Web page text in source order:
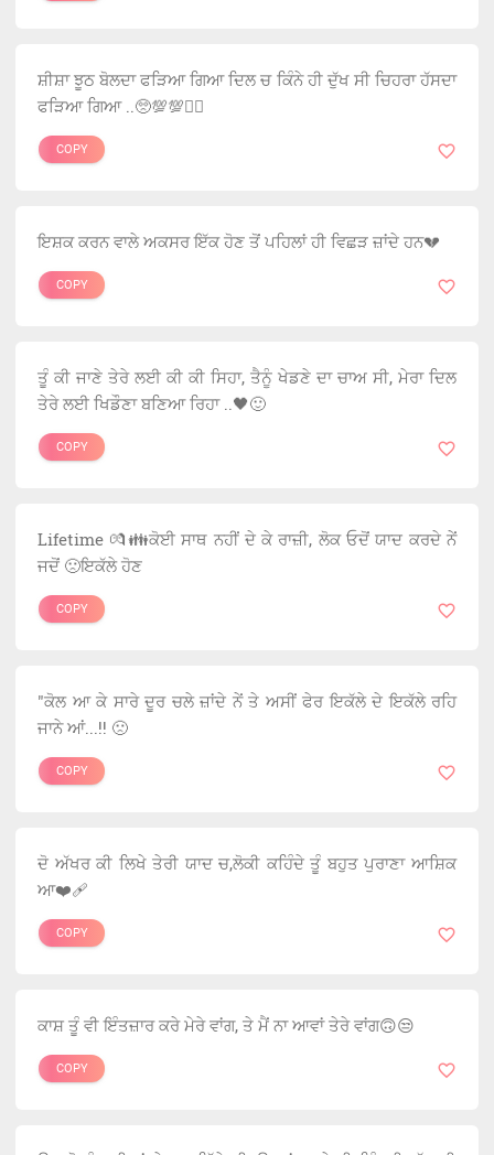
ਸ਼ੀਸ਼ਾ ਝੂਠ ਬੋਲਦਾ ਫੜਿਆ ਗਿਆ ਦਿਲ ਚ ਕਿੰਨੇ ਹੀ ਦੁੱਖ ਸੀ ਚਿਹਰਾ ਹੱਸਦਾ
ਫੜਿਆ ਗਿਆ ..🥺💯💯✍🏻
COPY
ਇਸ਼ਕ ਕਰਨ ਵਾਲੇ ਅਕਸਰ ਇੱਕ ਹੋਣ ਤੋਂ ਪਹਿਲਾਂ ਹੀ ਵਿਛੜ ਜ਼ਾਂਦੇ ਹਨ💔
COPY
ਤੂੰ ਕੀ ਜਾਣੇ ਤੇਰੇ ਲਈ ਕੀ ਕੀ ਸਿਹਾ, ਤੈਨੂੰ ਖੇਡਣੇ ਦਾ ਚਾਅ ਸੀ, ਮੇਰਾ ਦਿਲ
ਤੇਰੇ ਲਈ ਖਿਡੌਣਾ ਬਣਿਆ ਰਿਹਾ ..🖤🙂
COPY
Lifetime 💏👪ਕੋਈ ਸਾਥ ਨਹੀਂ ਦੇ ਕੇ ਰਾਜ਼ੀ, ਲੋਕ ਓਦੋਂ ਯਾਦ ਕਰਦੇ ਨੇਂ
ਜਦੋਂ 🙁ਇਕੱਲੇ ਹੋਣ
COPY
"ਕੋਲ ਆ ਕੇ ਸਾਰੇ ਦੂਰ ਚਲੇ ਜ਼ਾਂਦੇ ਨੇਂ ਤੇ ਅਸੀਂ ਫੇਰ ਇਕੱਲੇ ਦੇ ਇਕੱਲੇ ਰਹਿ
ਜਾਨੇ ਆਂ...!! 🙁
COPY
ਦੋ ਅੱਖਰ ਕੀ ਲਿਖੇ ਤੇਰੀ ਯਾਦ ਚ,ਲੋਕੀ ਕਹਿੰਦੇ ਤੂੰ ਬਹੁਤ ਪੁਰਾਣਾ ਆਸ਼ਿਕ
ਆ❤️‍🩹
COPY
ਕਾਸ਼ ਤੂੰ ਵੀ ਇੰਤਜ਼ਾਰ ਕਰੇ ਮੇਰੇ ਵਾਂਗ, ਤੇ ਮੈਂ ਨਾ ਆਵਾਂ ਤੇਰੇ ਵਾਂਗ🙃😒
COPY